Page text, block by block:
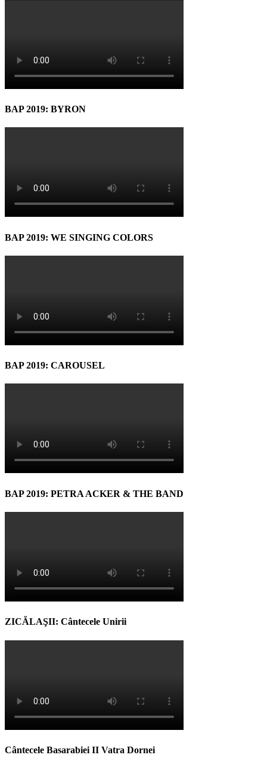
BAP 2019: BYRON
BAP 2019: WE SINGING COLORS
BAP 2019: CAROUSEL
BAP 2019: PETRA ACKER & THE BAND
ZICĂLAŞII: Cântecele Unirii
Cântecele Basarabiei II Vatra Dornei